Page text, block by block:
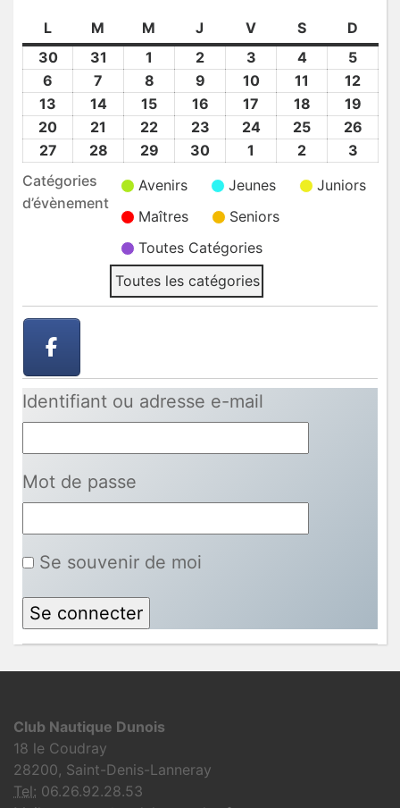
Llundi M mardiM mercredi
J Vvendredi
Ssamedi
D
3030
2026
31
2026
1
Avr
2026
2
2026
3
Avr
2026
44
Avr
2026
5
Avr
2026
6
Avr
2026
7
Avr
2026
8
Avr
2026
9
Avr
2026
1010
2026
11
Avr
2026
12
2026
13
Avr
2026
1414
2026
15
Avr
2026
16
Avr
2026
17
Avr
18
Avr
19
Avr
20
2026
21
Avr
22 23
Avr
2424
25 26
27
Avr
2026
28
2026
29
2026
30
2026
1
2026
2
2026
3
2026
Catégories
d’évènement
Avenirs Jeunes
Juniors
Maîtres
Seniors
Toutes Catégories
Toutes les catégories
Identifiant ou adresse e-mail
Mot de passe
Se souvenir de moi
Club Nautique Dunois
18 le Coudray
28200, Saint-Denis-Lanneray
Tel: 06.26.92.28.53